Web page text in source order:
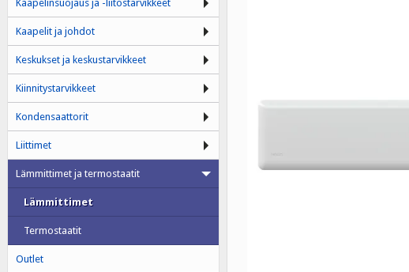
Kaapelinsuojaus ja -liitostarvikkeet
Kaapelit ja johdot
Keskukset ja keskustarvikkeet
Kiinnitystarvikkeet
Kondensaattorit
Liittimet
Lämmittimet ja termostaatit
Lämmittimet
Termostaatit
Outlet